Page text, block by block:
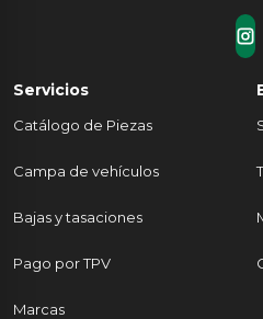
Servicios
Catálogo de Piezas
Campa de vehículos
Bajas y tasaciones
Pago por TPV
Marcas